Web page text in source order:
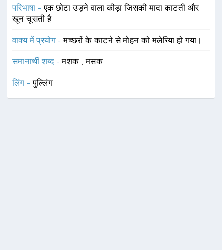
परिभाषा -एक छोटा उड़ने वाला कीड़ा जिसकी मादा काटती और
खून चूसती है
वाक्य में प्रयोग -मच्छरों के काटने से मोहन को मलेरिया हो गया।
समानार्थी शब्द -मशक ,मसक
लिंग -पुल्लिंग